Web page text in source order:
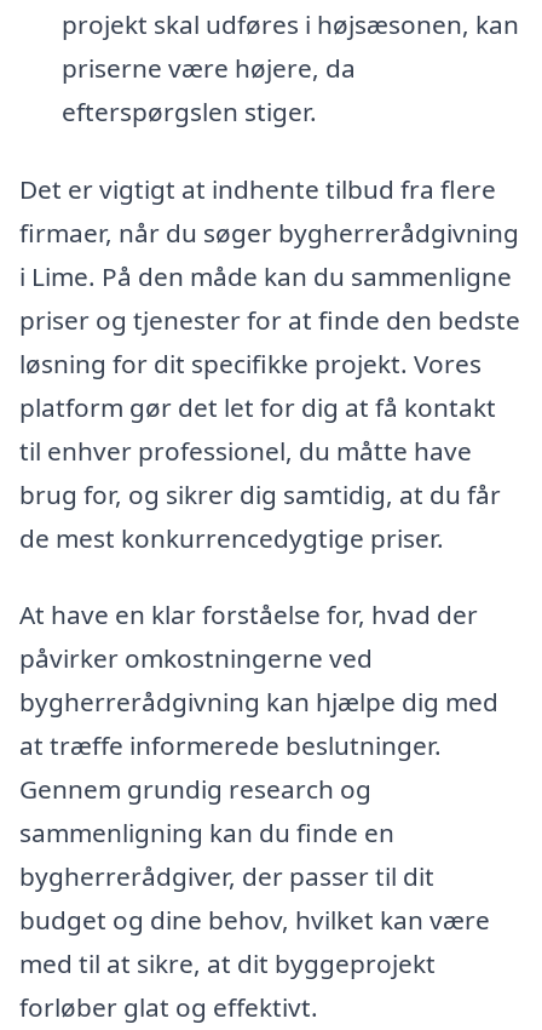
projekt skal udføres i højsæsonen, kan
priserne være højere, da
efterspørgslen stiger.
Det er vigtigt at indhente tilbud fra flere
firmaer, når du søger bygherrerådgivning
i Lime. På den måde kan du sammenligne
priser og tjenester for at finde den bedste
løsning for dit specifikke projekt. Vores
platform gør det let for dig at få kontakt
til enhver professionel, du måtte have
brug for, og sikrer dig samtidig, at du får
de mest konkurrencedygtige priser.
At have en klar forståelse for, hvad der
påvirker omkostningerne ved
bygherrerådgivning kan hjælpe dig med
at træffe informerede beslutninger.
Gennem grundig research og
sammenligning kan du finde en
bygherrerådgiver, der passer til dit
budget og dine behov, hvilket kan være
med til at sikre, at dit byggeprojekt
forløber glat og effektivt.